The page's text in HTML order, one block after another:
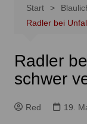
Start
Radler bei
Radler
schwer
Red 19.